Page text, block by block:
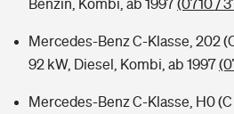
Benzin, Kombi, ab 1997(0710 /
Mercedes-Benz C-Klasse, 202
92 kW, Diesel, Kombi, ab 1997
Mercedes-Benz C-Klasse, H0